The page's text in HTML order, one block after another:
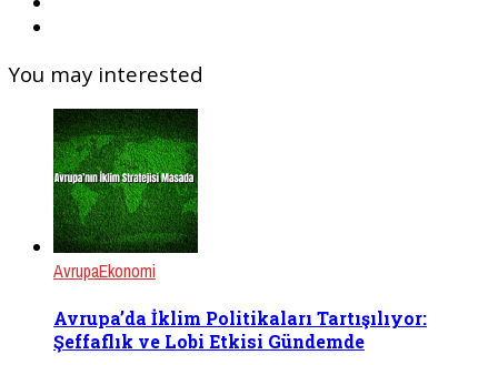
You may interested
AvrupaEkonomi
Avrupa’da İklim Politikaları Tartışılıyor:
Şeffaflık ve Lobi Etkisi Gündemde